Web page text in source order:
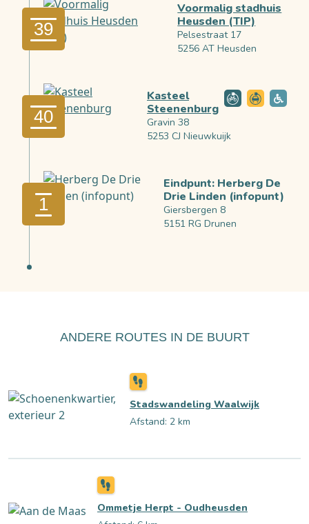
39
Voormalig stadhuis
Heusden (TIP)
Pelsestraat 17
5256 AT Heusden
40
Kasteel
Steenenburg
Gravin 38
5253 CJ Nieuwkuijk
1
Eindpunt: Herberg De
Drie Linden (infopunt)
Giersbergen 8
5151 RG Drunen
ANDERE ROUTES IN DE BUURT
Stadswandeling Waalwijk
Afstand: 2 km
Ommetje Herpt - Oudheusden